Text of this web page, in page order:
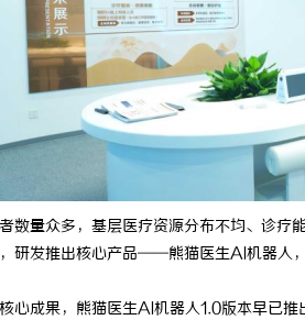
量众多，基层医疗资源分布不均、诊疗
研发推出核心产品——熊猫医生AI机器人
成果，熊猫医生AI机器人1.0版本早已推